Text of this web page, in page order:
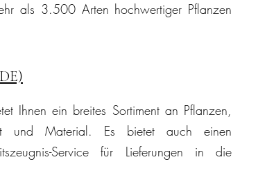
als 3.500 Arten hochwertiger Pflanzen
Ihnen ein breites Sortiment an Pflanzen,
und Material. Es bietet auch einen
Service für Lieferungen in die